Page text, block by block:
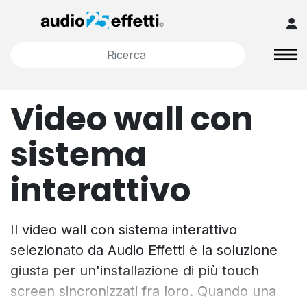
Video wall con
sistema
interattivo
Il video wall con sistema interattivo
selezionato da Audio Effetti è la soluzione
giusta per un'installazione di più touch
screen sincronizzati fra loro. Quando una